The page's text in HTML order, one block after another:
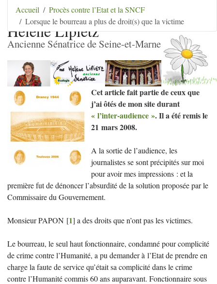
Aller au contenu Aller au menu |
Aller au menu
secondaire
Aller à la recherche
Hélène Lipietz
Ancienne Sénatrice de Seine-et-Marne
Accueil
Procès contre l’Etat et la SNCF
Lorsque le bourreau a plus de droit(s) que la victime
Cet article fait partie de ceux que
j’ai ôtés de mon site durant
« l’inter-audience ». Il a été remis le
21 mars 2008.
A la sortie de l’audience, les
journalistes se sont précipités sur moi
pour avoir mes impressions : et la
première fut de dénoncer l’absurdité de la solution proposée par le
Commissaire du Gouvernement.
MonsieurPAPON [1] a des droits que n’ont pas les victimes.
Le bourreau, le seul haut fonctionnaire, condamné pour complicité
de crime contre l’Humanité, a pu demander à l’Etat de prendre en
charge la faute de service qu’était sa complicité dans le crime
contre l’Humanité commis 60 ans auparavant. Fonctionnaire sous